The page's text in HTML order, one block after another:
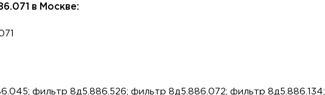
в Москве:
фильтр 8д5.886.526; фильтр 8д5.886.072; фильтр 8д5.886.134;